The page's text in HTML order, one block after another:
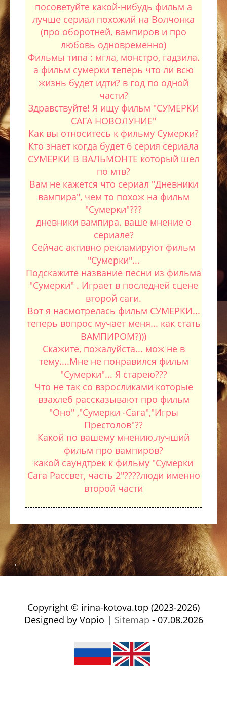
посоветуйте какой-нибудь фильм а
лучше сериал похожий на Волчонка
(про оборотней, вампиров и про
любовь одновременно)
Фильмы типа : мгла, монстро, гадзила.
а фильм сумерки теперь что ли всю
жизнь будет идти? в год по одной
части?
Здравствуйте! Я ищу фильм "СУМЕРКИ
САГА НОВОЛУНИЕ"
Как вы относитесь к фильму Сумерки?
Кто знает когда будет 6 серия сериала
СУМЕРКИ В ВАЛЬМОНТЕ который шел
по мтв?
Вам не кажется что сериал "Дневники
вампира", чем то похож на фильм
"Сумерки"???
дневники вампира. ваше мнение о
сериале?
Сейчас активно рекламируют фильм
"Сумерки"...
Подскажите название песни из фильма
"Сумерки" . Играет в последней сцене
второй саги.
Вот я насмотрелась фильм СУМЕРКИ...
теперь вопрос мучает меня... как стать
ВАМПИРОМ?)))
Скажите, пожалуйста... мож не в
тему....Мне не понравился фильм
"Сумерки"... Я старею???
Что не так со взросликами которые
взахлеб рассказывают про фильм
"Оно" ,"Сумерки -Сага","Игры
Престолов"??
Какой по вашему мнению,лучший
фильм про вампиров?
какой саундтрек к фильму "Сумерки
Сага Рассвет, часть 2"????люди именно
второй части
Copyright © irina-kotova.top (2023-2026)
Designed by Vopio | Sitemap - 07.08.2026